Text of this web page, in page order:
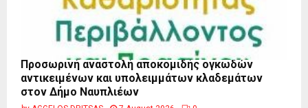
Προσωρινή αναστολή αποκομιδής ογκωδών
αντικειμένων και υπολειμμάτων κλαδεμάτων
στον Δήμο Ναυπλιέων